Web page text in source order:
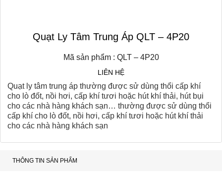
Quạt Ly Tâm Trung Áp QLT – 4P20
Mã sản phẩm : QLT – 4P20
LIÊN HỆ
Quạt ly tâm trung áp thường được sử dùng thổi cấp khí
cho lò đốt, nồi hơi, cấp khí tươi hoặc hút khí thải, hút bụi
cho các nhà hàng khách sạn… thường được sử dùng thổi
cấp khí cho lò đốt, nồi hơi, cấp khí tươi hoặc hút khí thải
cho các nhà hàng khách sạn
THÔNG TIN SẢN PHẨM